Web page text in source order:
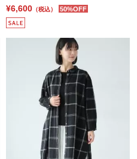
¥6,600 （税込） 50%OFF